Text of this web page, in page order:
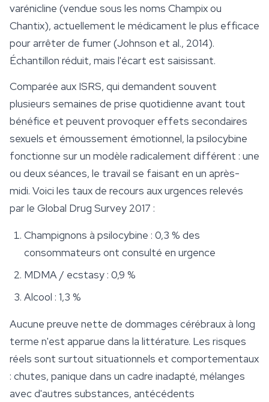
varénicline (vendue sous les noms Champix ou
Chantix), actuellement le médicament le plus efficace
pour arrêter de fumer (Johnson et al., 2014).
Échantillon réduit, mais l'écart est saisissant.
Comparée aux ISRS, qui demandent souvent
plusieurs semaines de prise quotidienne avant tout
bénéfice et peuvent provoquer effets secondaires
sexuels et émoussement émotionnel, la psilocybine
fonctionne sur un modèle radicalement différent : une
ou deux séances, le travail se faisant en un après-
midi. Voici les taux de recours aux urgences relevés
par le Global Drug Survey 2017 :
Champignons à psilocybine : 0,3 % des
consommateurs ont consulté en urgence
MDMA / ecstasy : 0,9 %
Alcool : 1,3 %
Aucune preuve nette de dommages cérébraux à long
terme n'est apparue dans la littérature. Les risques
réels sont surtout situationnels et comportementaux
: chutes, panique dans un cadre inadapté, mélanges
avec d'autres substances, antécédents